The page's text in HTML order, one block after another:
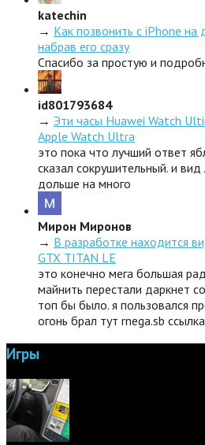
katechin
→ Как позвонить с iPhone
набрав его сразу
Спасибо за простую и
id801793684
→ Эти часы Huawei Watch
Apple Watch Ultra
это пока что лучший ответ
сказал сокрушительный. и
дольше на много
Мирон Миронов
→ В разработке находится
GTX TITAN LE
это конечно мега большая
майнить перестали даркнет
топ бы было. я пользовался
огонь брал тут rnega.sb
Игры